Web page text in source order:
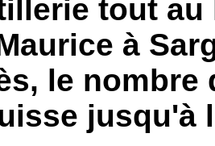
tout au
à
le
jusqu'à